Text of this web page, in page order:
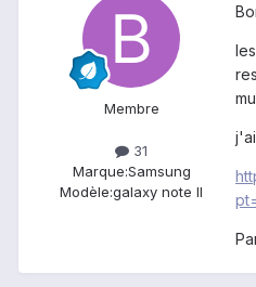
Membre
31
Marque:Samsung
Modèle:galaxy note II